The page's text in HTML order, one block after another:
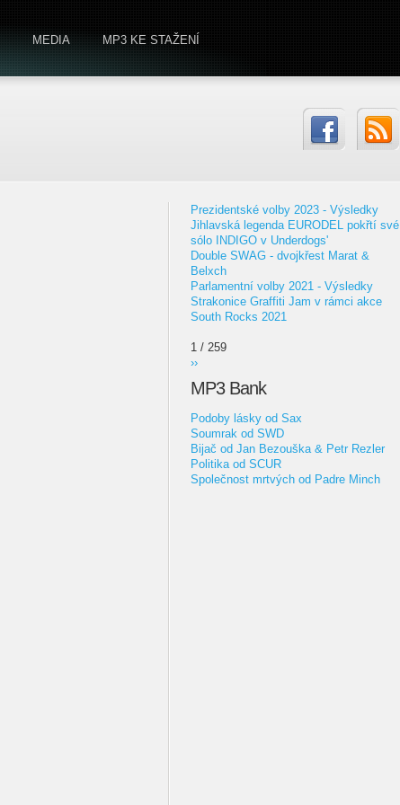
MEDIA MP3 KE STAŽENÍ
Prezidentské volby 2023 - Výsledky
Jihlavská legenda EURODEL pokřtí své
sólo INDIGO v Underdogs'
Double SWAG - dvojkřest Marat &
Belxch
Parlamentní volby 2021 - Výsledky
Strakonice Graffiti Jam v rámci akce
South Rocks 2021
1 / 259
››
MP3 Bank
Podoby lásky od Sax
Soumrak od SWD
Bijač od Jan Bezouška & Petr Rezler
Politika od SCUR
Společnost mrtvých od Padre Minch